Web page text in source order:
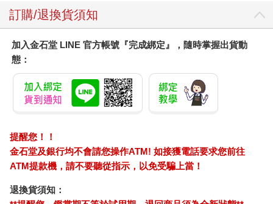
訂購/退換貨須知
加入金石堂 LINE 官方帳號『完成綁定』，隨時掌握出貨動
態：
提醒您！！
金石堂及銀行均不會請您操作ATM! 如接獲電話要求您前往
ATM提款機，請不要聽從指示，以免受騙上當！
退換貨須知：